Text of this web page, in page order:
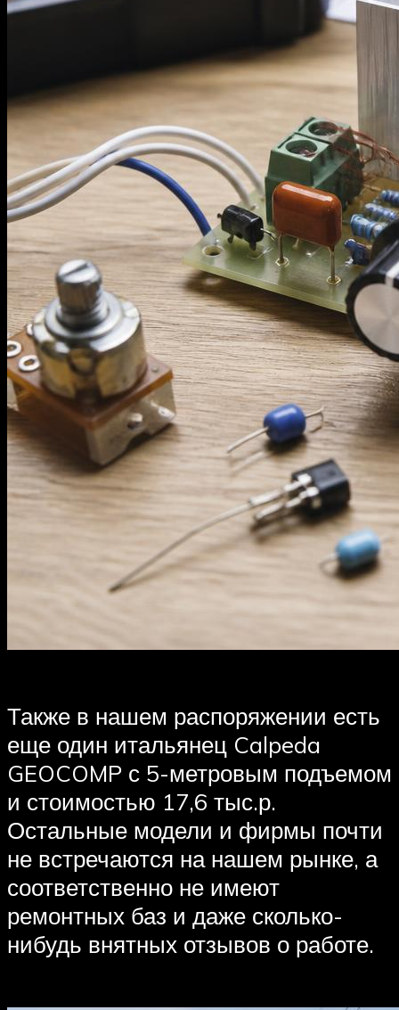
Также в нашем распоряжении есть
еще один итальянец Calpeda
GEOCOMP с 5-метровым подъемом
и стоимостью 17,6 тыс.р.
Остальные модели и фирмы почти
не встречаются на нашем рынке, а
соответственно не имеют
ремонтных баз и даже сколько-
нибудь внятных отзывов о работе.